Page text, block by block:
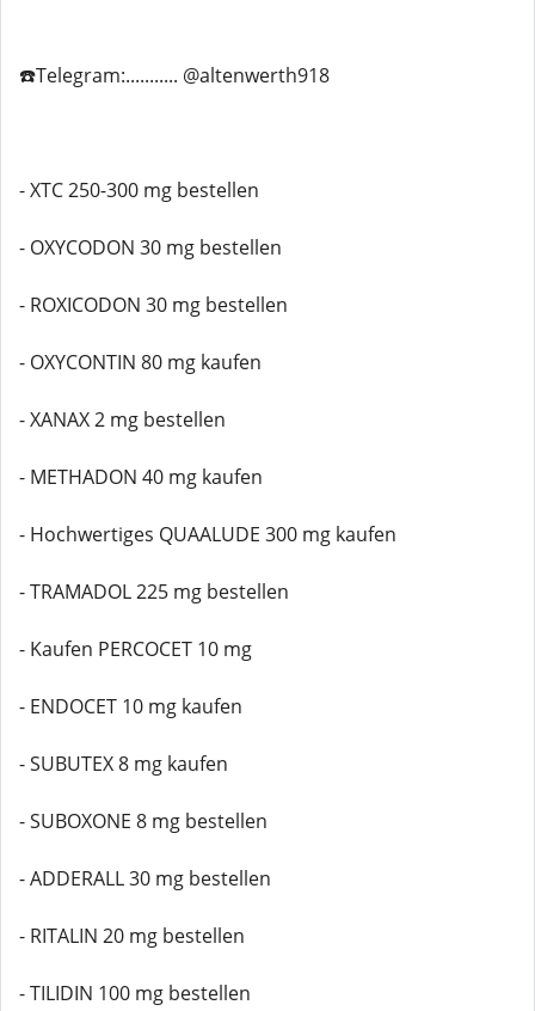
☎️Telegram:........... @altenwerth918
- XTC 250-300 mg bestellen
- OXYCODON 30 mg bestellen
- ROXICODON 30 mg bestellen
- OXYCONTIN 80 mg kaufen
- XANAX 2 mg bestellen
- METHADON 40 mg kaufen
- Hochwertiges QUAALUDE 300 mg kaufen
- TRAMADOL 225 mg bestellen
- Kaufen PERCOCET 10 mg
- ENDOCET 10 mg kaufen
- SUBUTEX 8 mg kaufen
- SUBOXONE 8 mg bestellen
- ADDERALL 30 mg bestellen
- RITALIN 20 mg bestellen
- TILIDIN 100 mg bestellen